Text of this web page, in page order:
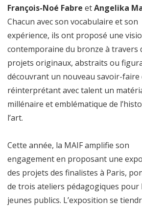
François-Noé Fabre etAngelika
Chacun avec son vocabulaire et son
expérience, ils ont proposé une
contemporaine du bronze à travers
projets originaux, abstraits ou
découvrant un nouveau savoir-faire
réinterprétant avec talent un
millénaire et emblématique de
l’art.
Cette année, la MAIF amplifie son
engagement en proposant une
des projets des finalistes à Paris,
de trois ateliers pédagogiques pour
jeunes publics. L’exposition se